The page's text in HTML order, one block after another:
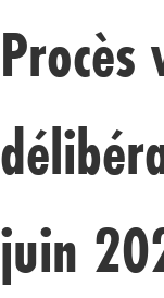
Procès
juin